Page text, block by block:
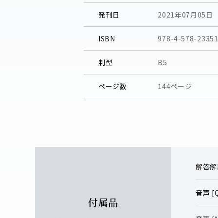
発刊日 2021年07月05日
ISBN 978-4-578-
判型 B5
ページ数 144ページ
付属品
解答
音声